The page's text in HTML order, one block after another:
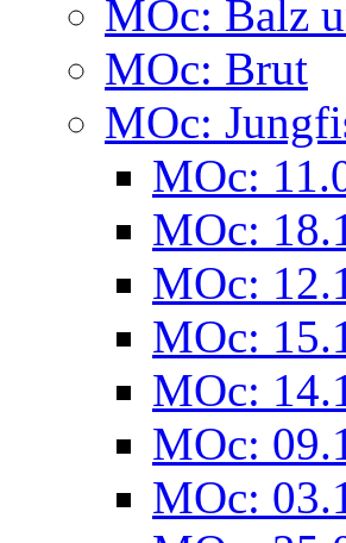
MOc: Balz
MOc: Brut
MOc:
MOc:
MOc:
MOc:
MOc:
MOc:
MOc:
MOc: